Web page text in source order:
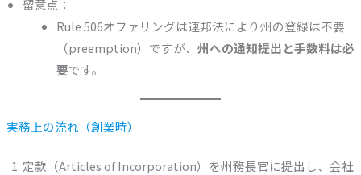
留意点：
Rule 506オファリングは連邦法により州の登録は不要
（preemption）ですが、 州への通知提出と手数料は必
要です。
実務上の流れ（創業時）
定款（Articles of Incorporation）を州務長官に提出し、会社